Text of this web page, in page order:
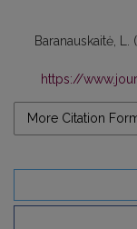
Baranauskaitė,
https://
More Citation